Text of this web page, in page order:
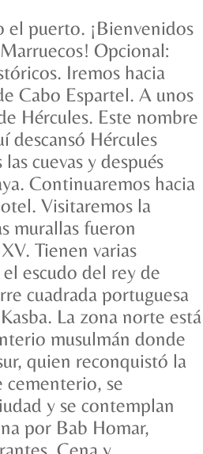
el puerto. ¡Bienvenidos
Opcional:
Iremos hacia
Cabo Espartel. A unos
Hércules. Este nombre
descansó Hércules
cuevas y después
Continuaremos hacia
Visitaremos la
murallas fueron
Tienen varias
escudo del rey de
cuadrada portuguesa
La zona norte está
musulmán donde
quien reconquistó la
cementerio, se
y se contemplan
por Bab Homar,